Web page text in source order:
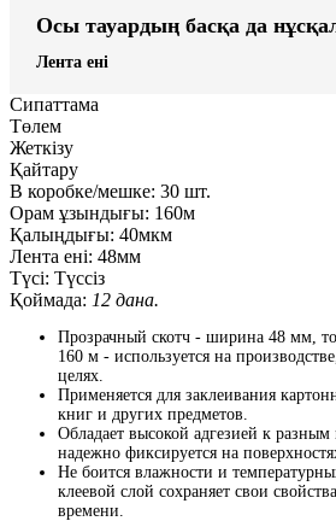
Осы тауардың басқа да
Лента ені
Сипаттама
Төлем
Жеткізу
Қайтару
В коробке/мешке: 30 шт.
Орам ұзындығы: 160м
Қалыңдығы: 40мкм
Лента ені: 48мм
Түсі: Түссіз
Қоймада: 12 дана.
Прозрачный скотч - ширина 48 мм,
160 м - используется на
целях.
Применяется для заклеивания
книг и других предметов.
Обладает высокой адгезией к
надежно фиксируется на
Не боится влажности и
клеевой слой сохраняет свои
времени.